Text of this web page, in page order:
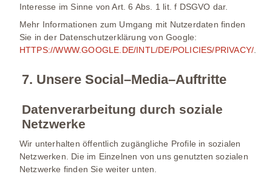
Interesse im Sinne von Art. 6 Abs. 1 lit. f DSGVO dar.
Mehr Informationen zum Umgang mit Nutzerdaten finden
Sie in der Datenschutzerklärung von Google:
HTTPS://WWW.GOOGLE.DE/INTL/DE/POLICIES/PRIVACY/.
7. Unsere Social–Media–Auftritte
Datenverarbeitung durch soziale
Netzwerke
Wir unterhalten öffentlich zugängliche Profile in sozialen
Netzwerken. Die im Einzelnen von uns genutzten sozialen
Netzwerke finden Sie weiter unten.